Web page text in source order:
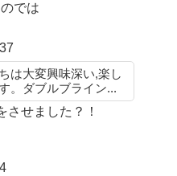
では
は大変興味深い,楽し
。ダブルブライン...
させました？！